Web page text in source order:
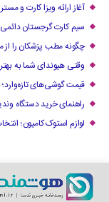
آغاز ارائه ویزا کارت و مستر
سیم کارت گرجستان دائمی
چگونه مطب پزشکان را
وقتی هیوندای شما به
قیمت گوشی‌های
راهنمای خرید دستگاه
لوازم استوک کامیون؛